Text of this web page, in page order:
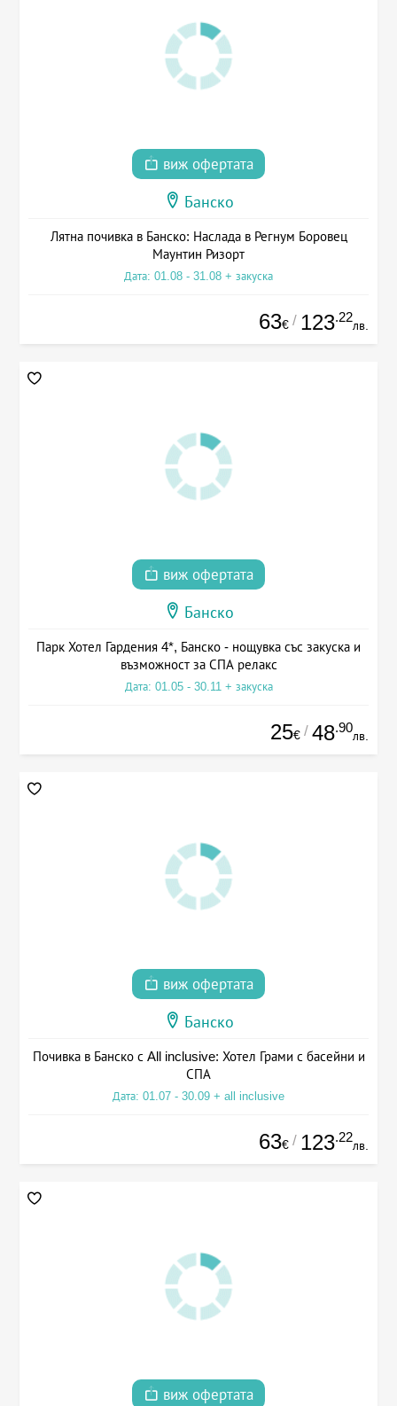
виж офертата
Банско
Лятна почивка в Банско: Наслада в Регнум Боровец
Маунтин Ризорт
Дата: 01.08 - 31.08 + закуска
63€ / 123.22
лв.
виж офертата
Банско
Парк Хотел Гардения 4*, Банско - нощувка със закуска и
възможност за СПА релакс
Дата: 01.05 - 30.11 + закуска
25€ / 48.90
лв.
виж офертата
Банско
Почивка в Банско с All inclusive: Хотел Грами с басейни и
СПА
Дата: 01.07 - 30.09 + all inclusive
63€ / 123.22
лв.
виж офертата